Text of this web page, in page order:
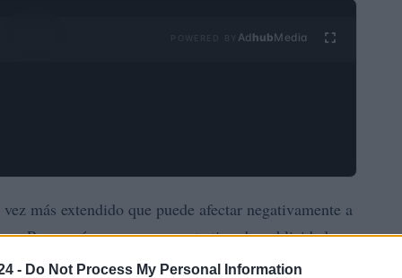
- Do Not Process My Personal Information
Ad hubMedia
más extendido que puede afectar negativamente a
Pero, ¿cómo reconocer este tipo de publicidad y
analizaremos las señales a las que hay que